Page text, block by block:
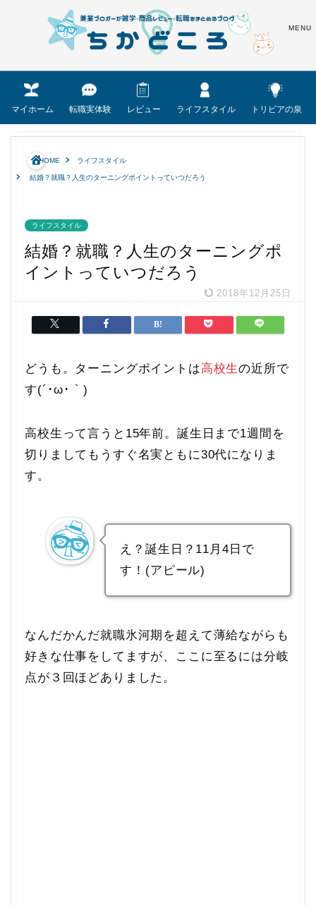
マイホーム 転職実体験 レビュー ライフスタイル トリビアの泉
HOME ライフスタイル
結婚？就職？人生のターニングポイントっていつだろう
ライフスタイル
結婚？就職？人生のターニングポ
イントっていつだろう
2018年12月25日
どうも。ターニングポイントは高校生の近所で
す(´･ω･｀)
高校生って言うと15年前。誕生日まで1週間を
切りましてもうすぐ名実ともに30代になりま
す。
え？誕生日？11月4日で
す！(アピール)
なんだかんだ就職氷河期を超えて薄給ながらも
好きな仕事をしてますが、ここに至るには分岐
点が３回ほどありました。